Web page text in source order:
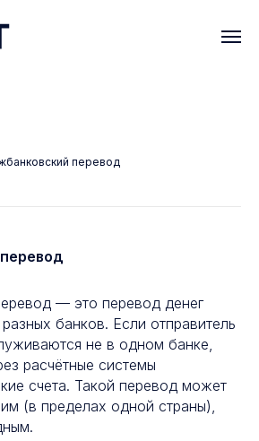
перевод
— это перевод денег
банков. Если отправитель
не в одном банке,
расчётные системы
счета. Такой перевод может
(в пределах одной страны),